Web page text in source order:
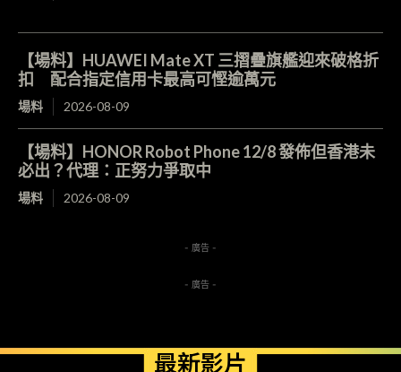
【場料】HUAWEI Mate XT 三摺疊旗艦迎來破格折
扣 配合指定信用卡最高可慳逾萬元
場料 2026-08-09
【場料】HONOR Robot Phone 12/8 發佈但香港未
必出？代理：正努力爭取中
場料 2026-08-09
- 廣告 -
- 廣告 -
最新影片